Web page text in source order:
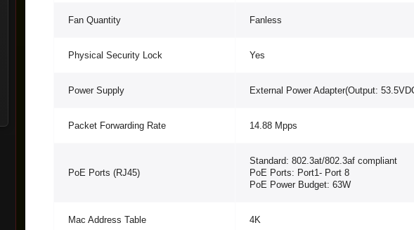
Fan Quantity Fanless
Physical Security Lock Yes
Power Supply External Power Adapter(Output:
Packet Forwarding Rate 14.88 Mpps
PoE Ports (RJ45)
Standard: 802.3at/802.3af compliant
PoE Ports: Port1- Port 8
PoE Power Budget: 63W
Mac Address Table 4K